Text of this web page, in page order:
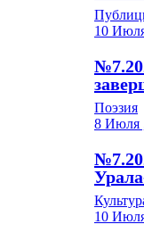
10
Поэзия
8 Июля
10